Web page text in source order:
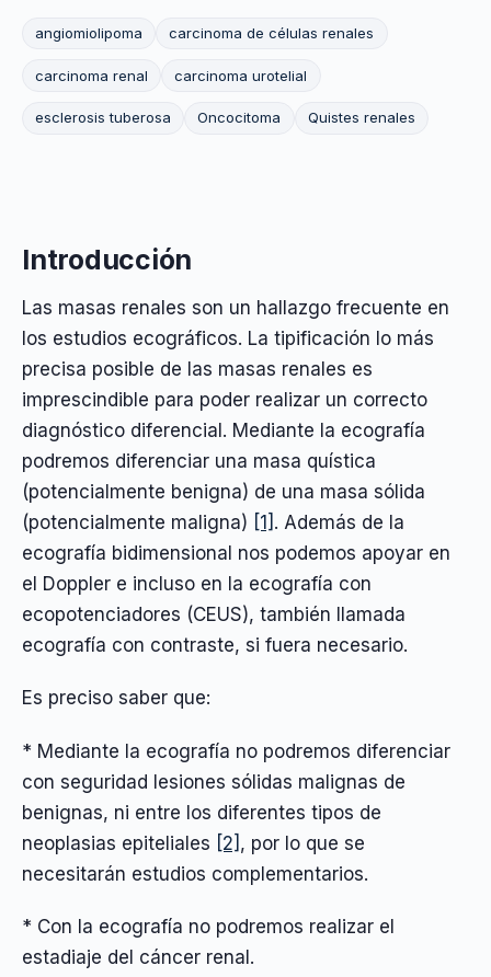
angiomiolipoma carcinoma de células renales
carcinoma renal carcinoma urotelial
esclerosis tuberosa Oncocitoma Quistes renales
Introducción
Las masas renales son un hallazgo frecuente en
los estudios ecográficos. La tipificación lo más
precisa posible de las masas renales es
imprescindible para poder realizar un correcto
diagnóstico diferencial. Mediante la ecografía
podremos diferenciar una masa quística
(potencialmente benigna) de una masa sólida
(potencialmente maligna) [1] . Además de la
ecografía bidimensional nos podemos apoyar en
el Doppler e incluso en la ecografía con
ecopotenciadores (CEUS), también llamada
ecografía con contraste, si fuera necesario.
Es preciso saber que:
* Mediante la ecografía no podremos diferenciar
con seguridad lesiones sólidas malignas de
benignas, ni entre los diferentes tipos de
neoplasias epiteliales [2] , por lo que se
necesitarán estudios complementarios.
* Con la ecografía no podremos realizar el
estadiaje del cáncer renal.